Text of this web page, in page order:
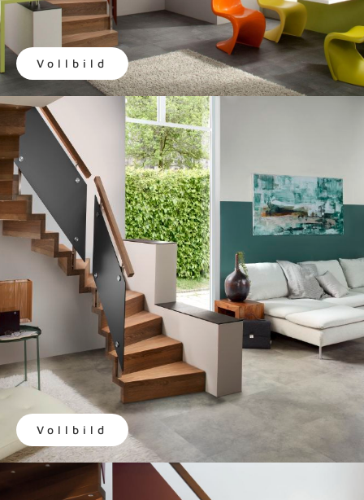
Vollbild
Vollbild